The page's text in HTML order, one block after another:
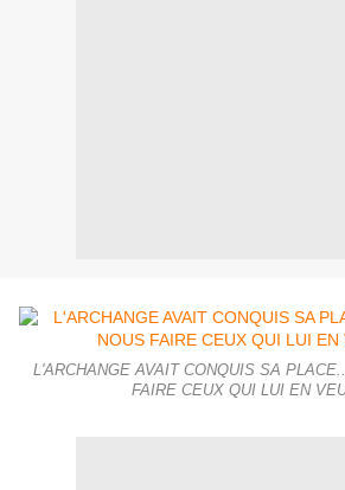
L'ARCHANGE AVAIT CONQUIS SA
FAIRE CEUX QUI LUI EN